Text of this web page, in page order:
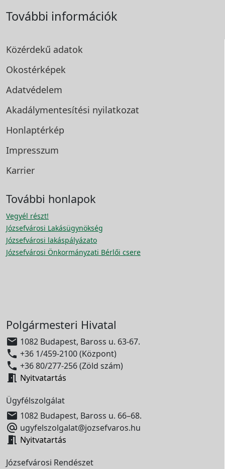
További információk
Közérdekű adatok
Okostérképek
Adatvédelem
Akadálymentesítési nyilatkozat
Honlaptérkép
Impresszum
Karrier
További honlapok
Vegyél részt!
Józsefvárosi Lakásügynökség
Józsefvárosi lakáspályázato
Józsefvárosi Önkormányzati Bérlői csere
Polgármesteri Hivatal
 1082 Budapest, Baross u. 63-67.
 +36 1/459-2100 (Központ)
 +36 80/277-256 (Zöld szám)
 Nyitvatartás
Ügyfélszolgálat
 1082 Budapest, Baross u. 66–68.
 ugyfelszolgalat@jozsefvaros.hu
 Nyitvatartás
Józsefvárosi Rendészet